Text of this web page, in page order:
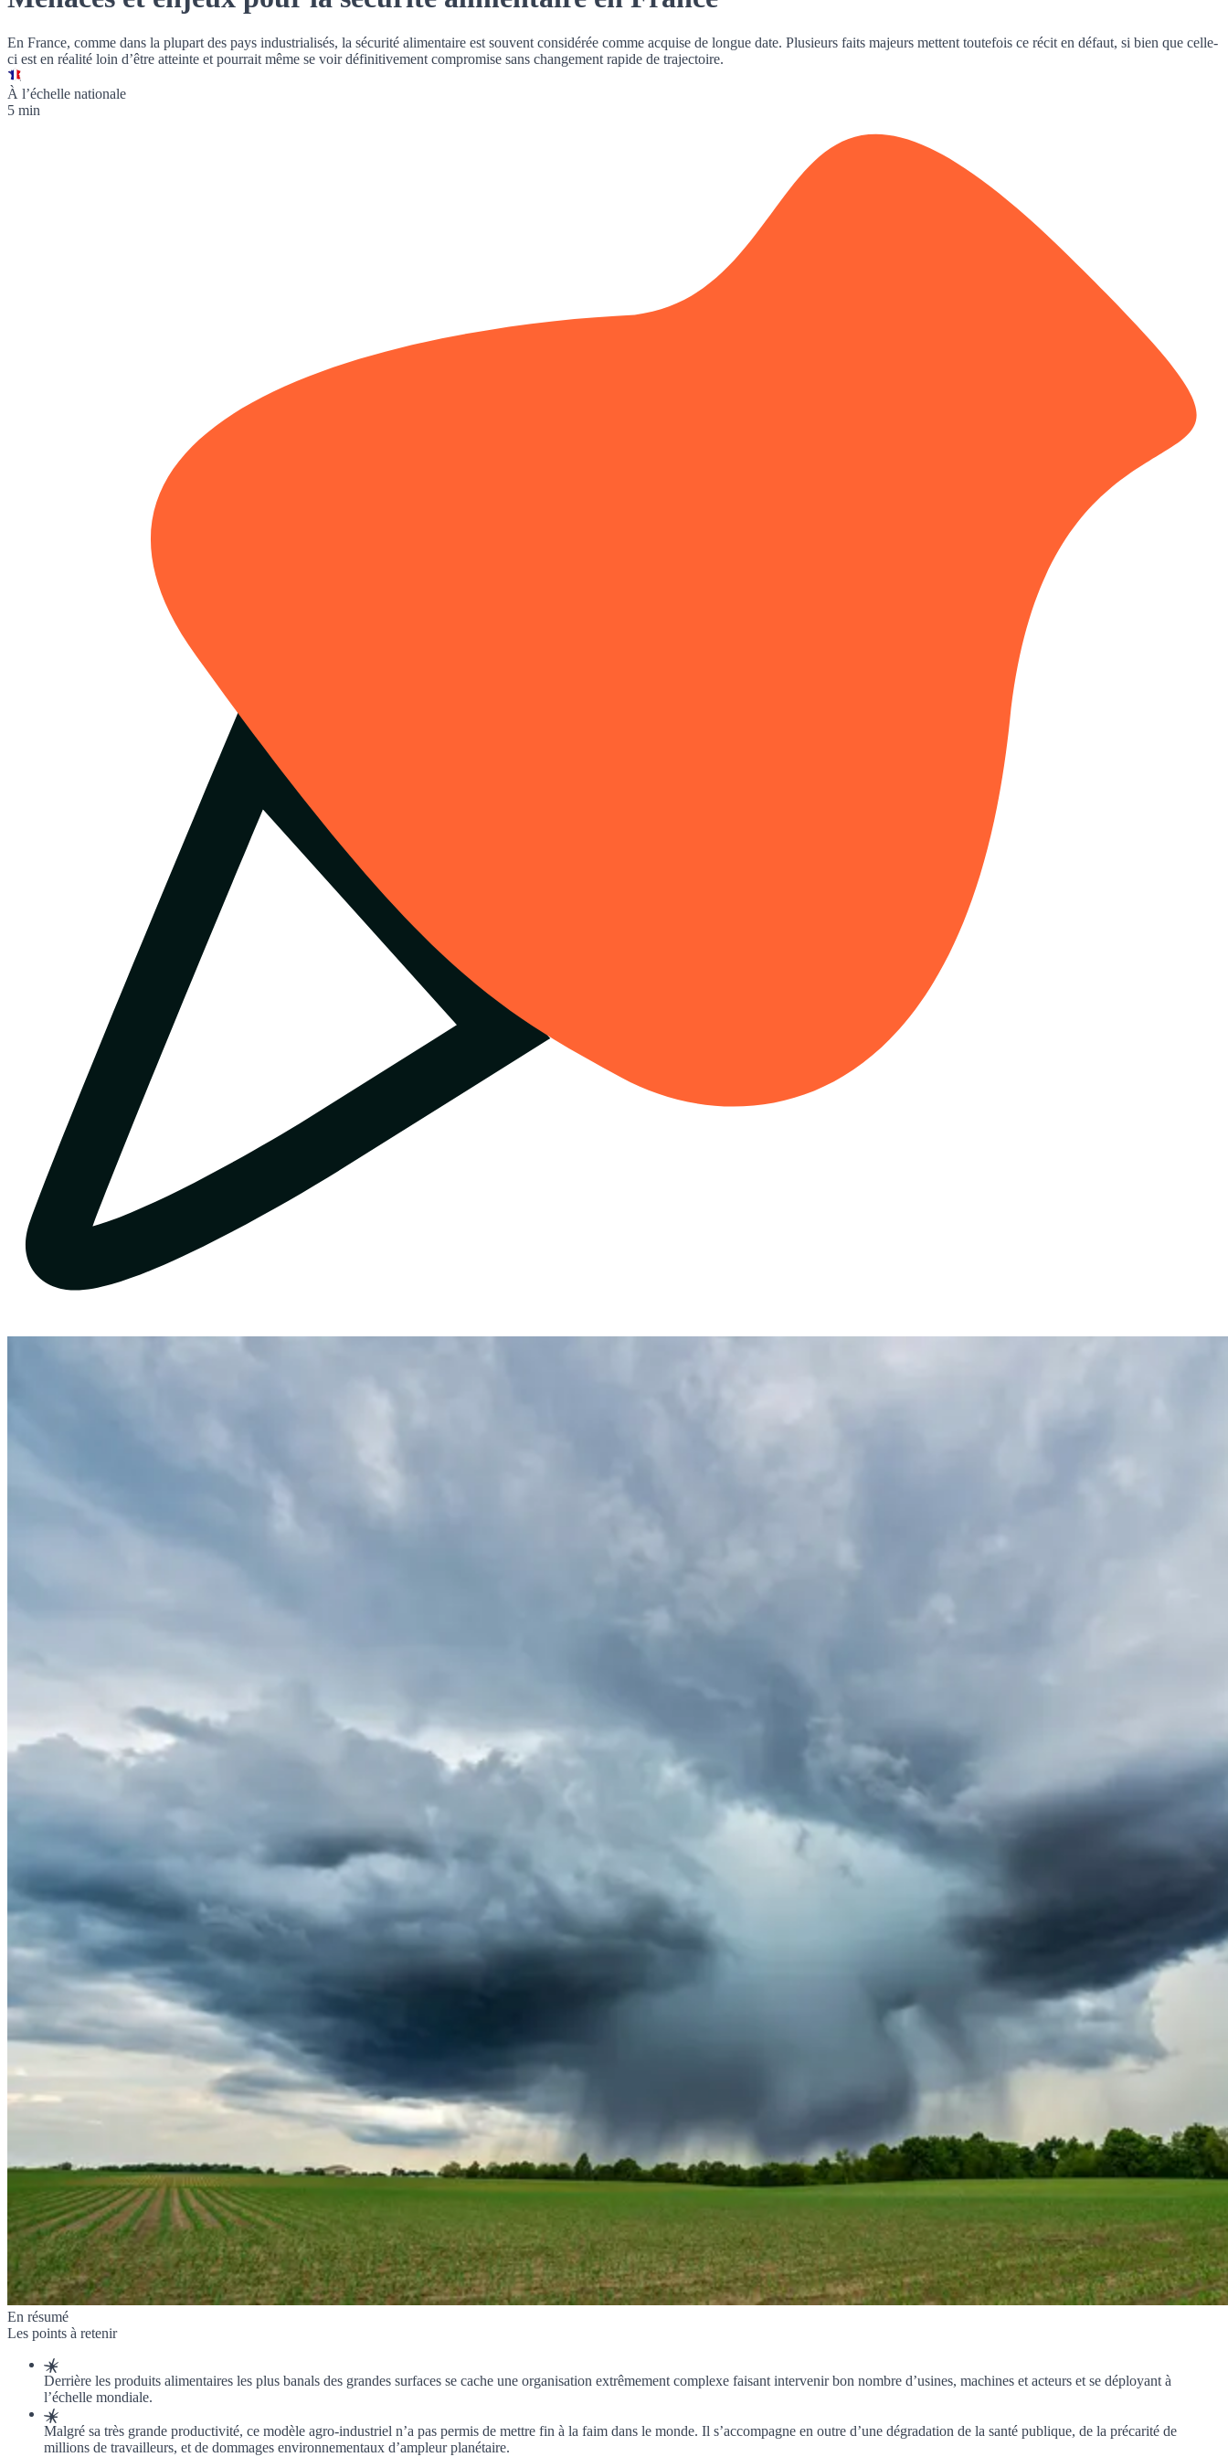
En France, comme dans la plupart des pays industrialisés, la sécurité alimentaire est souvent considérée comme acquise de longue date. Plusieurs faits majeurs mettent toutefois ce récit en défaut, si bien que celle-
ci est en réalité loin d’être atteinte et pourrait même se voir définitivement compromise sans changement rapide de trajectoire.
À l’échelle nationale
5 min
En résumé
Les points à retenir
Derrière les produits alimentaires les plus banals des grandes surfaces se cache une organisation extrêmement complexe faisant intervenir bon nombre d’usines, machines et acteurs et se déployant à
l’échelle mondiale.
Malgré sa très grande productivité, ce modèle agro-industriel n’a pas permis de mettre fin à la faim dans le monde. Il s’accompagne en outre d’une dégradation de la santé publique, de la précarité de
millions de travailleurs, et de dommages environnementaux d’ampleur planétaire.